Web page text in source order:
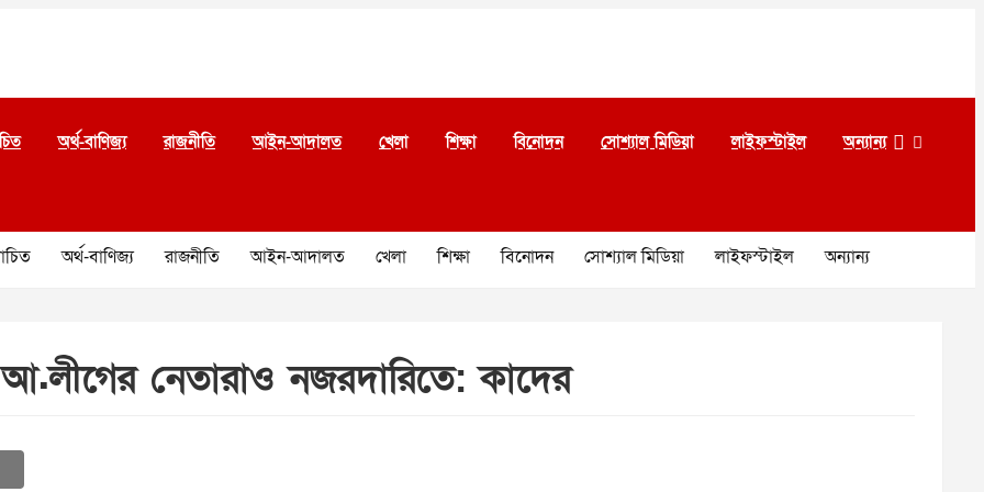
অর্থ-বাণিজ্য রাজনীতি আইন-আদালত খেলা শিক্ষা বিনোদন সোশ্যাল মিডিয়া লাইফস্টাইল অন্যান্য
অর্থ-বাণিজ্য রাজনীতি আইন-আদালত খেলা শিক্ষা বিনোদন সোশ্যাল মিডিয়া লাইফস্টাইল অন্যান্য
নেতারাও নজরদারিতে: কাদের